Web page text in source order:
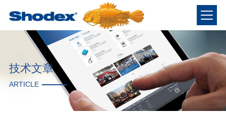
技术文章
ARTICLE